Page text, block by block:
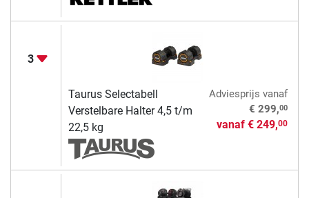
3
Taurus Selectabell
Verstelbare Halter 4,5 t/m
22,5 kg
Adviesprijs vanaf
€ 299,00
vanaf € 249,00